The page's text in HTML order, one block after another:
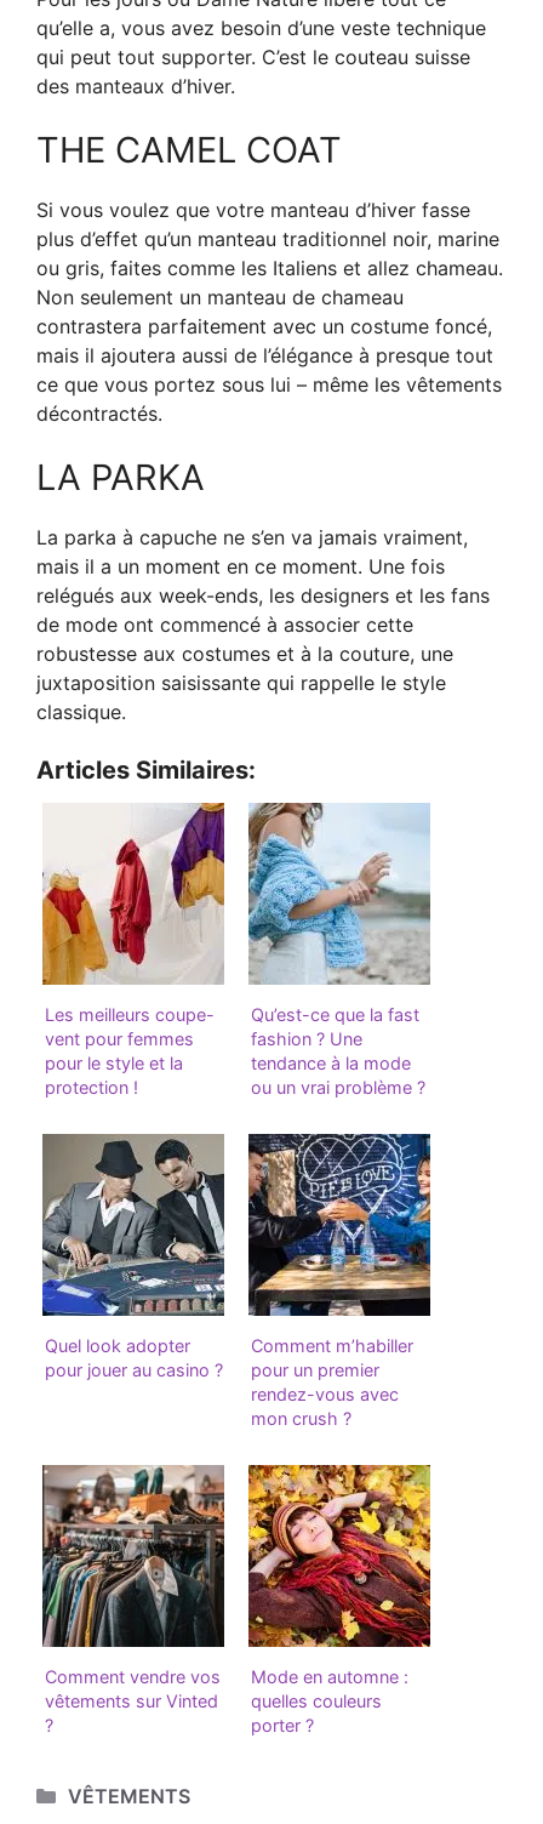
qu’elle a, vous avez besoin d’une veste technique
qui peut tout supporter. C’est le couteau suisse
des manteaux d’hiver.
THE CAMEL COAT
Si vous voulez que votre manteau d’hiver fasse
plus d’effet qu’un manteau traditionnel noir, marine
ou gris, faites comme les Italiens et allez chameau.
Non seulement un manteau de chameau
contrastera parfaitement avec un costume foncé,
mais il ajoutera aussi de l’élégance à presque tout
ce que vous portez sous lui – même les vêtements
décontractés.
LA PARKA
La parka à capuche ne s’en va jamais vraiment,
mais il a un moment en ce moment. Une fois
relégués aux week-ends, les designers et les fans
de mode ont commencé à associer cette
robustesse aux costumes et à la couture, une
juxtaposition saisissante qui rappelle le style
classique.
Articles Similaires:
Les meilleurs coupe-
vent pour femmes
pour le style et la
protection !
Qu’est-ce que la fast
fashion ? Une
tendance à la mode
ou un vrai problème ?
Quel look adopter
pour jouer au casino ?
Comment m’habiller
pour un premier
rendez-vous avec
mon crush ?
Comment vendre vos
vêtements sur Vinted
?
Mode en automne :
quelles couleurs
porter ?
Catégories
VÊTEMENTS